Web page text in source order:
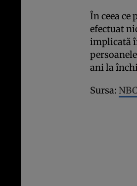
În ceea ce
efectuat
implicată
ani la
Sursa: